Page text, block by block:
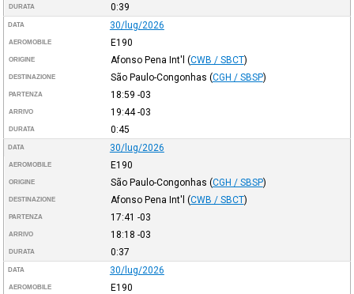
DURATA 0:39
DATA 30/lug/2026
AEROMOBILE E190
ORIGINE Afonso Pena Int'l (CWB / SBCT)
DESTINAZIONE São Paulo-Congonhas (CGH / SBSP)
PARTENZA 18:59 -03
ARRIVO 19:44-03
DURATA 0:45
DATA 30/lug/2026
AEROMOBILE E190
ORIGINE São Paulo-Congonhas (CGH / SBSP)
DESTINAZIONE Afonso Pena Int'l (CWB / SBCT)
PARTENZA 17:41 -03
ARRIVO 18:18 -03
DURATA 0:37
DATA 30/lug/2026
AEROMOBILE E190